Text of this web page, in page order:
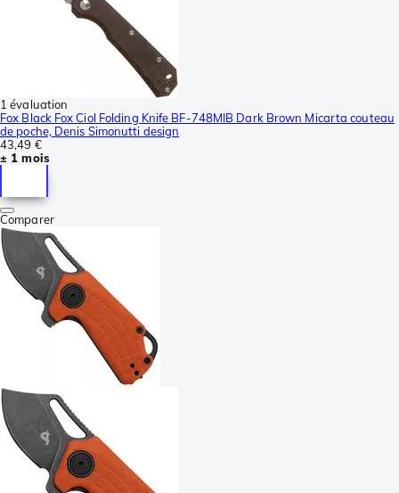
1 évaluation
Fox Black Fox Ciol Folding Knife BF-748MIB Dark Brown Micarta couteau
de poche, Denis Simonutti design
43,49 €
± 1 mois
Comparer